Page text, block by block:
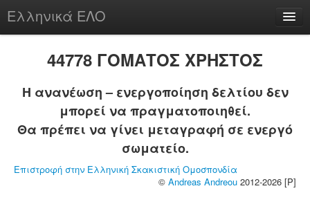
Ελληνικά ΕΛΟ
chesstu.be @ discord
Login
44778 ΓΟΜΑΤΟΣ ΧΡΗΣΤΟΣ
Η ανανέωση – ενεργοποίηση δελτίου δεν
μπορεί να πραγματοποιηθεί.
Θα πρέπει να γίνει μεταγραφή σε ενεργό
σωματείο.
Επιστροφή στην Ελληνική Σκακιστική Ομοσπονδία
© Andreas Andreou 2012-2026 [P]